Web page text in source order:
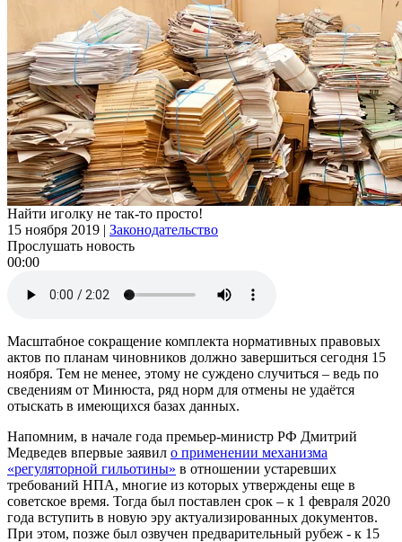
Найти иголку не так-то просто!
15 ноября 2019 | Законодательство
Прослушать новость
00:00
Масштабное сокращение комплекта нормативных правовых
актов по планам чиновников должно завершиться сегодня 15
ноября. Тем не менее, этому не суждено случиться – ведь по
сведениям от Минюста, ряд норм для отмены не удаётся
отыскать в имеющихся базах данных.
Напомним, в начале года премьер-министр РФ Дмитрий
Медведев впервые заявил о применении механизма
«регуляторной гильотины» в отношении устаревших
требований НПА, многие из которых утверждены еще в
советское время. Тогда был поставлен срок – к 1 февраля 2020
года вступить в новую эру актуализированных документов.
При этом, позже был озвучен предварительный рубеж - к 15